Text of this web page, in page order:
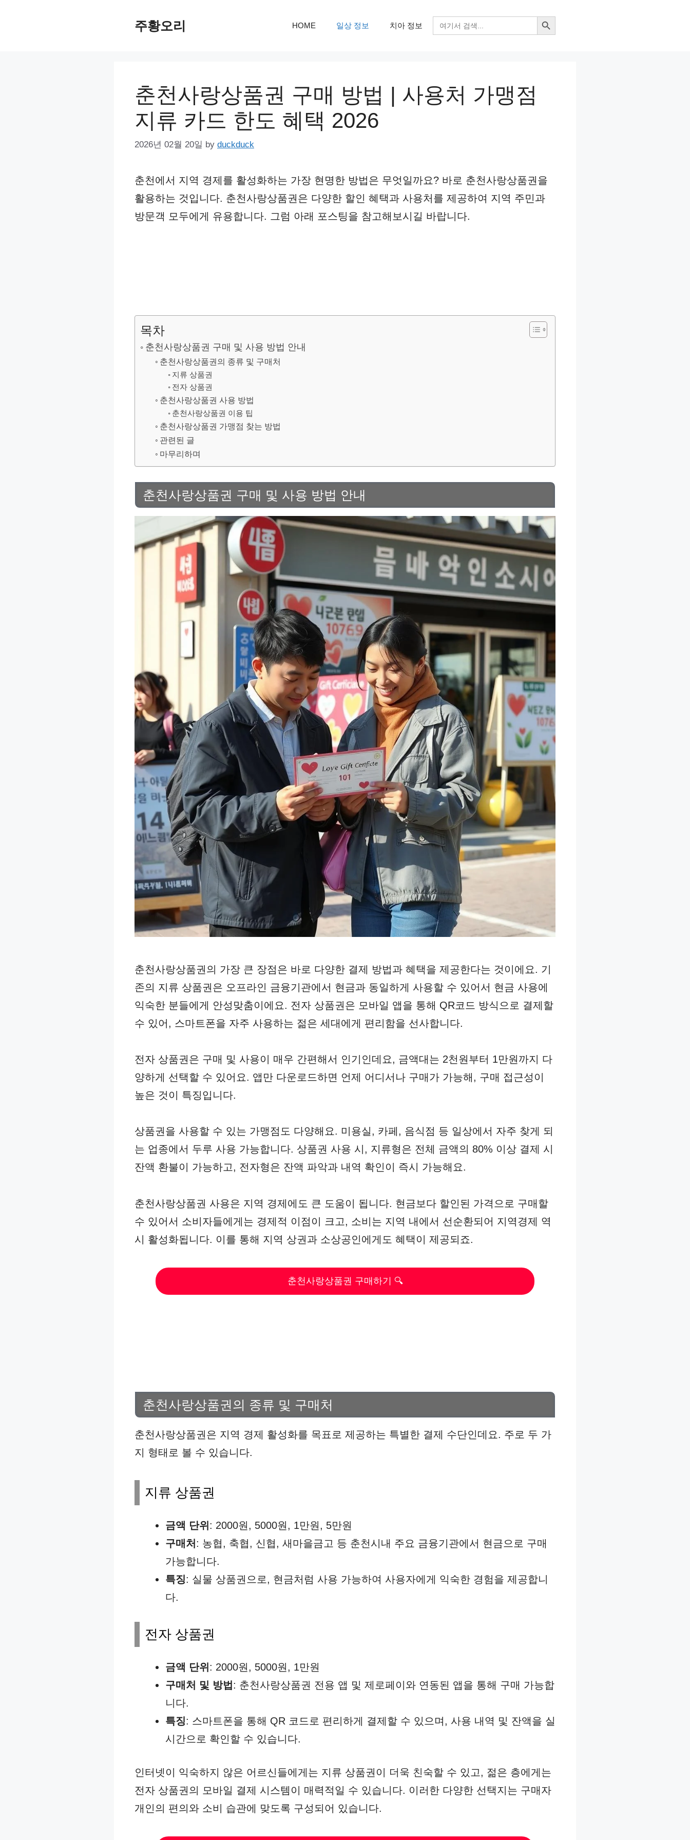
주황오리 HOME 일상 정보 치아 정보
검
색:
검색 버튼
춘천사랑상품권 구매 방법 | 사용처 가맹점
지류 카드 한도 혜택 2026
2026년 02월 20일 by duckduck
춘천에서 지역 경제를 활성화하는 가장 현명한 방법은 무엇일까요? 바로 춘천사랑상품권을
활용하는 것입니다. 춘천사랑상품권은 다양한 할인 혜택과 사용처를 제공하여 지역 주민과
방문객 모두에게 유용합니다. 그럼 아래 포스팅을 참고해보시길 바랍니다.
목차
춘천사랑상품권 구매 및 사용 방법 안내
춘천사랑상품권의 종류 및 구매처
지류 상품권
전자 상품권
춘천사랑상품권 사용 방법
춘천사랑상품권 이용 팁
춘천사랑상품권 가맹점 찾는 방법
관련된 글
마무리하며
춘천사랑상품권 구매 및 사용 방법 안내
춘천사랑상품권의 가장 큰 장점은 바로 다양한 결제 방법과 혜택을 제공한다는 것이에요. 기
존의 지류 상품권은 오프라인 금융기관에서 현금과 동일하게 사용할 수 있어서 현금 사용에
익숙한 분들에게 안성맞춤이에요. 전자 상품권은 모바일 앱을 통해 QR코드 방식으로 결제할
수 있어, 스마트폰을 자주 사용하는 젊은 세대에게 편리함을 선사합니다.
전자 상품권은 구매 및 사용이 매우 간편해서 인기인데요, 금액대는 2천원부터 1만원까지 다
양하게 선택할 수 있어요. 앱만 다운로드하면 언제 어디서나 구매가 가능해, 구매 접근성이
높은 것이 특징입니다.
상품권을 사용할 수 있는 가맹점도 다양해요. 미용실, 카페, 음식점 등 일상에서 자주 찾게 되
는 업종에서 두루 사용 가능합니다. 상품권 사용 시, 지류형은 전체 금액의 80% 이상 결제 시
잔액 환불이 가능하고, 전자형은 잔액 파악과 내역 확인이 즉시 가능해요.
춘천사랑상품권 사용은 지역 경제에도 큰 도움이 됩니다. 현금보다 할인된 가격으로 구매할
수 있어서 소비자들에게는 경제적 이점이 크고, 소비는 지역 내에서 선순환되어 지역경제 역
시 활성화됩니다. 이를 통해 지역 상권과 소상공인에게도 혜택이 제공되죠.
춘천사랑상품권 구매하기 🔍
춘천사랑상품권의 종류 및 구매처
춘천사랑상품권은 지역 경제 활성화를 목표로 제공하는 특별한 결제 수단인데요. 주로 두 가
지 형태로 볼 수 있습니다.
지류 상품권
금액 단위: 2000원, 5000원, 1만원, 5만원
구매처: 농협, 축협, 신협, 새마을금고 등 춘천시내 주요 금융기관에서 현금으로 구매
가능합니다.
특징: 실물 상품권으로, 현금처럼 사용 가능하여 사용자에게 익숙한 경험을 제공합니
다.
전자 상품권
금액 단위: 2000원, 5000원, 1만원
구매처 및 방법: 춘천사랑상품권 전용 앱 및 제로페이와 연동된 앱을 통해 구매 가능합
니다.
특징: 스마트폰을 통해 QR 코드로 편리하게 결제할 수 있으며, 사용 내역 및 잔액을 실
시간으로 확인할 수 있습니다.
인터넷이 익숙하지 않은 어르신들에게는 지류 상품권이 더욱 친숙할 수 있고, 젊은 층에게는
전자 상품권의 모바일 결제 시스템이 매력적일 수 있습니다. 이러한 다양한 선택지는 구매자
개인의 편의와 소비 습관에 맞도록 구성되어 있습니다.